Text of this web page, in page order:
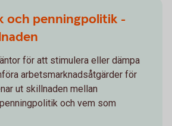
och penningpolitik -
för att stimulera eller dämpa
arbetsmarknadsåtgärder för
ut skillnaden mellan
och vem som